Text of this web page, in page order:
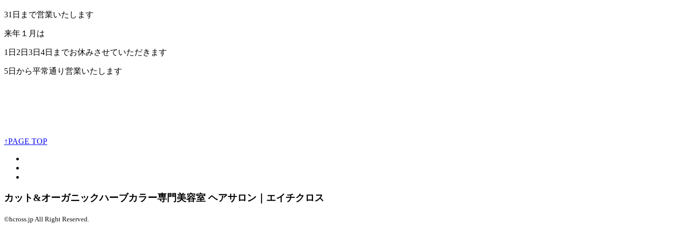
31日まで営業いたします
来年１月は
1日2日3日4日までお休みさせていただきます
5日から平常通り営業いたします
↑PAGE TOP
カット&オーガニックハーブカラー専門美容室 ヘアサロン｜エイチクロス
©hcross.jp All Right Reserved.